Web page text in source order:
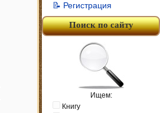
📝 Регистрация
Поиск по сайту
Ищем:
Книгу